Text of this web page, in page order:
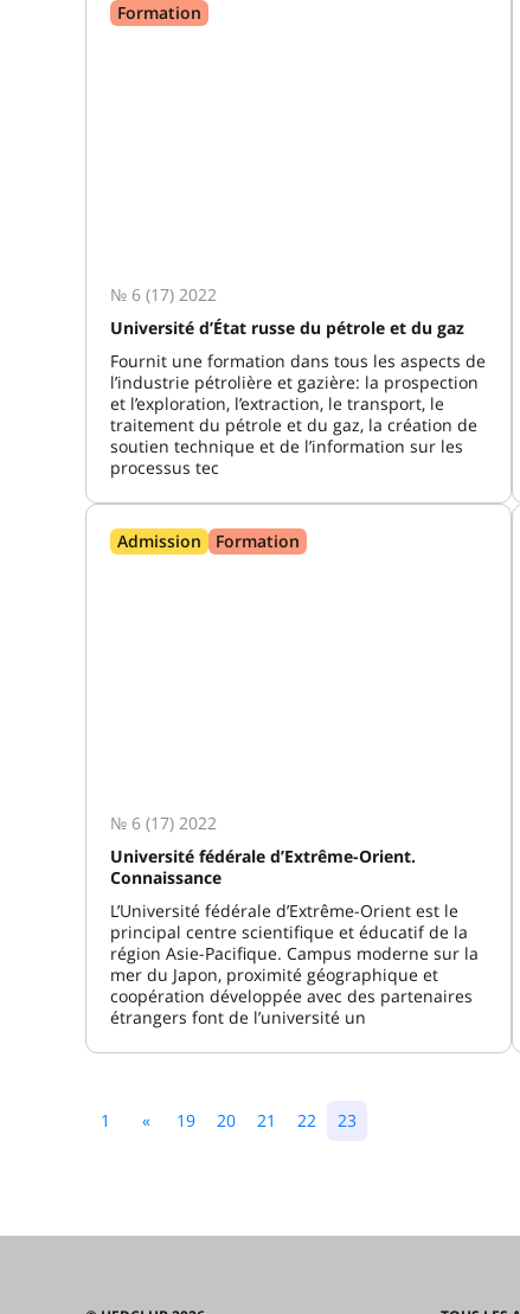
Formation
№ 6 (17) 2022
Université d’État russe du pétrole et du gaz
Fournit une formation dans tous les aspects de
l’industrie pétrolière et gazière: la prospection
et l’exploration, l’extraction, le transport, le
traitement du pétrole et du gaz, la création de
soutien technique et de l’information sur les
processus tec
Admission Formation
№ 6 (17) 2022
Université fédérale d’Extrême-Orient.
Connaissance
L’Université fédérale d’Extrême-Orient est le
principal centre scientifique et éducatif de la
région Asie-Pacifique. Campus moderne sur la
mer du Japon, proximité géographique et
coopération développée avec des partenaires
étrangers font de l’université un
1 « 19 20 21 22 23